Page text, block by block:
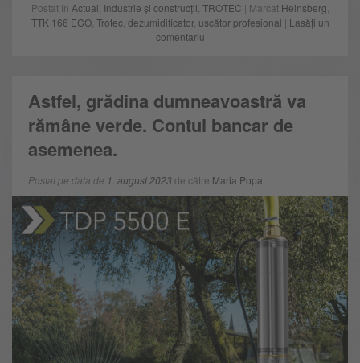
Postat în Actual Industrie și construcții TROTEC | Marcat Heinsberg
TTK 166 ECO, Trotec, dezumidificator, uscător profesional | Lasăți un
comentariu
Astfel, grădina dumneavoastră va
rămâne verde. Contul bancar de
asemenea.
Postat pe data de 1. august 2023de către Maria Popa